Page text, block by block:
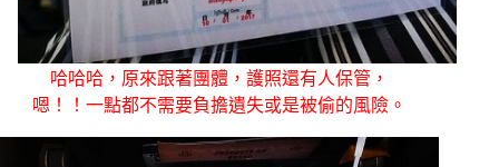
哈哈哈，原來跟著團體，護照還有人保管，
嗯！！一點都不需要負擔遺失或是被偷的風險。